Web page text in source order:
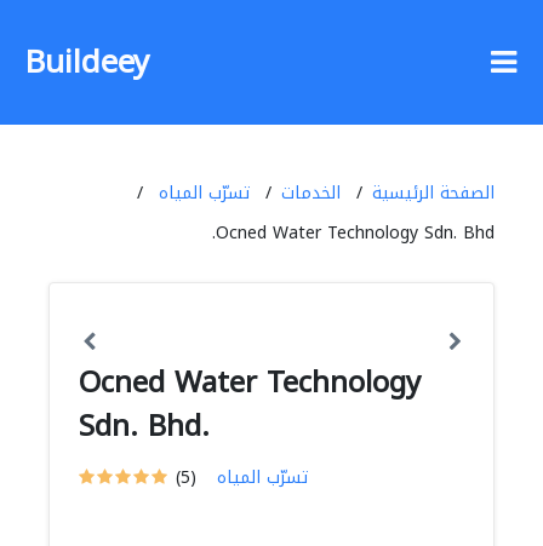
Buildeey
الصفحة الرئيسية الخدمات
تسرّب المياه
Ocned Water Technology Sdn. Bhd.
Ocned Water Technology
Sdn. Bhd.
(5) تسرّب المياه